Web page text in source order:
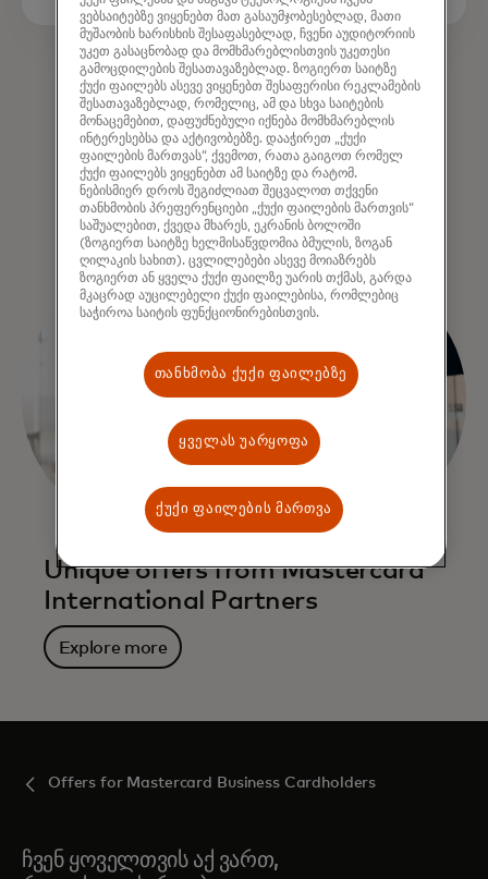
Visit offer page
opens in a new tab
Terms and conditions
Unique offers from Mastercard
International Partners
Explore more
Offers for Mastercard Business Cardholders
ჩვენ ყოველთვის აქ ვართ,
ვებსაიტებზე ვიყენებთ მათ გასაუმჯობესებლად, მათი
მუშაობის ხარისხის შესაფასებლად, ჩვენი აუდიტორიის
უკეთ გასაცნობად და მომხმარებლისთვის უკეთესი
გამოცდილების შესათავაზებლად. ზოგიერთ საიტზე
ქუქი ფაილებს ასევე ვიყენებთ შესაფერისი რეკლამების
შესათავაზებლად, რომელიც, ამ და სხვა საიტების
მონაცემებით, დაფუძნებული იქნება მომხმარებლის
ინტერესებსა და აქტივობებზე. დააჭირეთ „ქუქი
ფაილების მართვას“, ქვემოთ, რათა გაიგოთ რომელ
ქუქი ფაილებს ვიყენებთ ამ საიტზე და რატომ.
ნებისმიერ დროს შეგიძლიათ შეცვალოთ თქვენი
თანხმობის პრეფერენციები „ქუქი ფაილების მართვის“
საშუალებით, ქვედა მხარეს, ეკრანის ბოლოში
(ზოგიერთ საიტზე ხელმისაწვდომია ბმულის, ზოგან
ღილაკის სახით). ცვლილებები ასევე მოიაზრებს
ზოგიერთ ან ყველა ქუქი ფაილზე უარის თქმას, გარდა
მკაცრად აუცილებელი ქუქი ფაილებისა, რომლებიც
საჭიროა საიტის ფუნქციონირებისთვის.
თანხმობა ქუქი ფაილებზე
ყველას უარყოფა
ქუქი ფაილების მართვა